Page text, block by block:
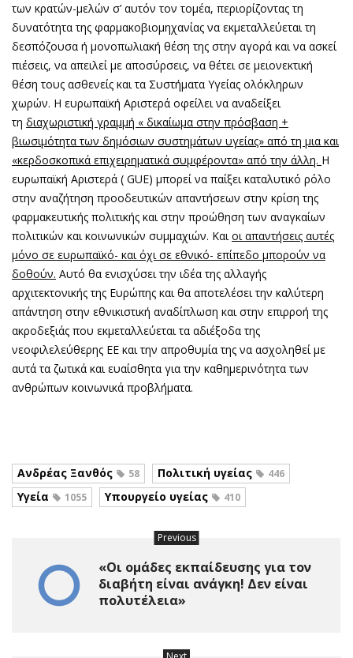
των κρατών-μελών σ’ αυτόν τον τομέα, περιορίζοντας τη
δυνατότητα της φαρμακοβιομηχανίας να εκμεταλλεύεται τη
δεσπόζουσα ή μονοπωλιακή θέση της στην αγορά και να ασκεί
πιέσεις, να απειλεί με αποσύρσεις, να θέτει σε μειονεκτική
θέση τους ασθενείς και τα Συστήματα Υγείας ολόκληρων
χωρών. Η ευρωπαϊκή Αριστερά οφείλει να αναδείξει
τη διαχωριστική γραμμή « δικαίωμα στην πρόσβαση +
βιωσιμότητα των δημόσιων συστημάτων υγείας» από τη μια και
«κερδοσκοπικά επιχειρηματικά συμφέροντα» από την άλλη. Η
ευρωπαϊκή Αριστερά ( GUE) μπορεί να παίξει καταλυτικό ρόλο
στην αναζήτηση προοδευτικών απαντήσεων στην κρίση της
φαρμακευτικής πολιτικής και στην προώθηση των αναγκαίων
πολιτικών και κοινωνικών συμμαχιών. Καιοι απαντήσεις αυτές
μόνο σε ευρωπαϊκό- και όχι σε εθνικό- επίπεδο μπορούν να
δοθούν. Αυτό θα ενισχύσει την ιδέα της αλλαγής
αρχιτεκτονικής της Ευρώπης και θα αποτελέσει την καλύτερη
απάντηση στην εθνικιστική αναδίπλωση και στην επιρροή της
ακροδεξιάς που εκμεταλλεύεται τα αδιέξοδα της
νεοφιλελεύθερης ΕΕ και την απροθυμία της να ασχοληθεί με
αυτά τα ζωτικά και ευαίσθητα για την καθημερινότητα των
ανθρώπων κοινωνικά προβλήματα.
Ανδρέας Ξανθός 58 Πολιτική υγείας 446
Υγεία 1055 Υπουργείο υγείας 410
Previous
«Οι ομάδες εκπαίδευσης για τον
διαβήτη είναι ανάγκη! Δεν είναι
πολυτέλεια»